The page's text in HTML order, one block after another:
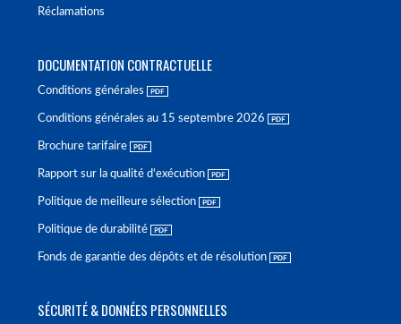
Réclamations
DOCUMENTATION CONTRACTUELLE
Conditions générales
Conditions générales au 15 septembre 2026
Brochure tarifaire
Rapport sur la qualité d'exécution
Politique de meilleure sélection
Politique de durabilité
Fonds de garantie des dépôts et de résolution
SÉCURITÉ & DONNÉES PERSONNELLES